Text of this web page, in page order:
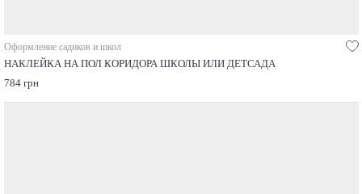
Оформление садиков и школ
НАКЛЕЙКА НА ПОЛ КОРИДОРА ШКОЛЫ ИЛИ ДЕТСАДА
784 грн